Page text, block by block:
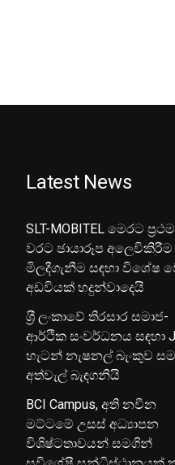
Latest News
SLT-MOBITEL මෙරට ප්‍රථම
වරට ඡායාරූප අලෙවිකිරීම
මිලදීගැනීම සඳහා විශේෂ
අඩවියක් හදුන්වාදෙයි
ශ‍්‍රී ලංකාවේ තිරසාර සමාජ-
ආර්ථික සංවර්ධනය සඳහා
හැටන් නැෂනල් බැංකුව
අත්වැල් බැඳගනියි
BCI Campus, අති නවීන
මට්ටමේ උසස් අධ්‍යාපන
විශිෂ්ටතාවයන් සමගින්